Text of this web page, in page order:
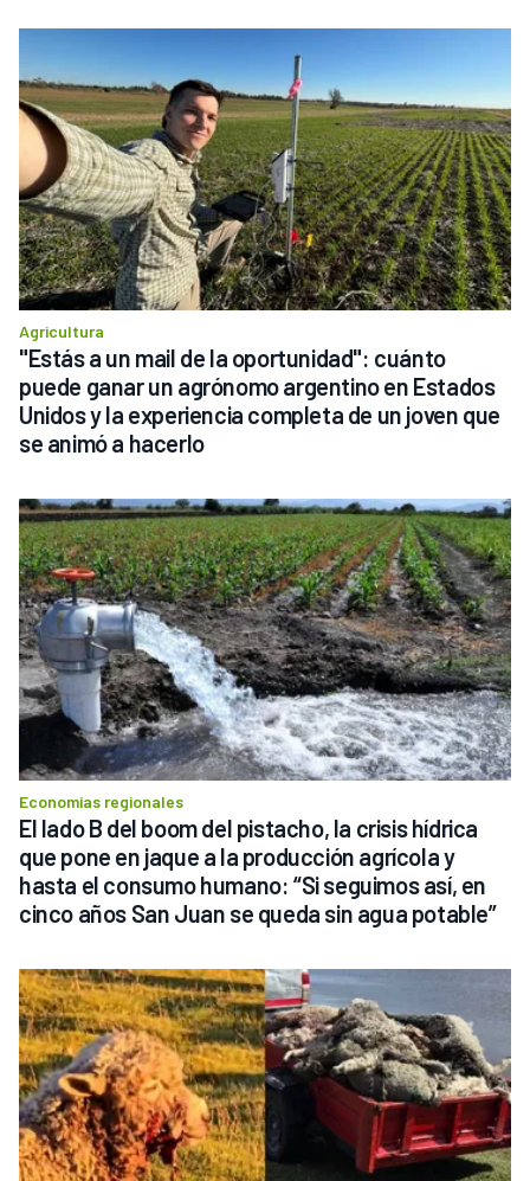
Agricultura
"Estás a un mail de la oportunidad": cuánto
puede ganar un agrónomo argentino en Estados
Unidos y la experiencia completa de un joven que
se animó a hacerlo
Economías regionales
El lado B del boom del pistacho, la crisis hídrica
que pone en jaque a la producción agrícola y
hasta el consumo humano: “Si seguimos así, en
cinco años San Juan se queda sin agua potable”